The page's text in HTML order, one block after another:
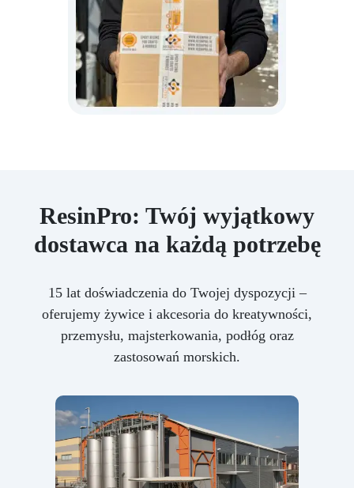
ResinPro: Twój wyjątkowy
dostawca na każdą potrzebę
15 lat doświadczenia do Twojej dyspozycji –
oferujemy żywice i akcesoria do kreatywności,
przemysłu, majsterkowania, podłóg oraz
zastosowań morskich.